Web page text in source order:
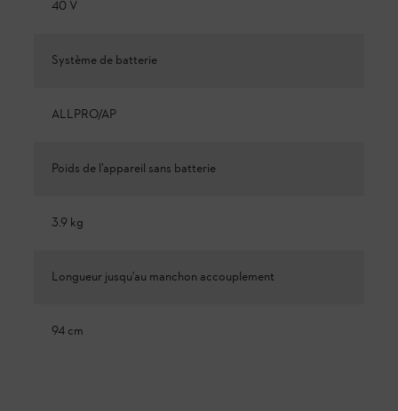
40 V
Système de batterie
ALLPRO/AP
Poids de l’appareil sans batterie
3.9 kg
Longueur jusqu'au manchon accouplement
94 cm